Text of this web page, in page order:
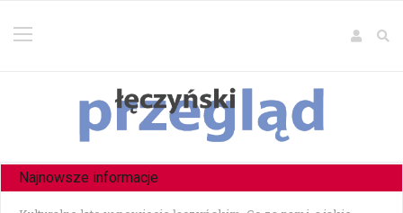
Najnowsze informacje